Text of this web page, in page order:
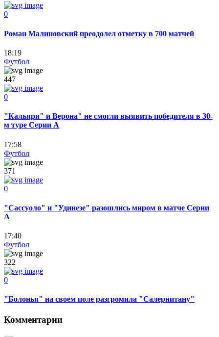
0
Роман Малиновский преодолел отметку в 700 матчей
18:19
Футбол
447
0
"Кальяри" и Верона" не смогли выявить победителя в 30-
м туре Серии А
17:58
Футбол
371
0
"Сассуоло" и "Удинезе" разошлись миром в матче Серии
А
17:40
Футбол
322
0
"Болонья" на своем поле разгромила "Салернитану"
Комментарии